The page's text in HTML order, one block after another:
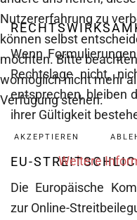
Wenn
Rechtslage nicht,
entsprechen, bleiben
ihrer Gültigkeit
EU-
Die Europäische
zur Online-
Nutzererfahrung zu
können selbst
möchten. Bitte
womöglich nicht mehr
Verfügung stehen.
AKZEPTIEREN
Weitere